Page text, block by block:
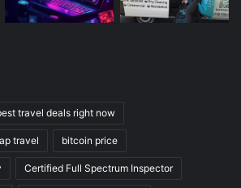
travel deals right now
travel bitcoin price
Certified Full Spectrum Inspector